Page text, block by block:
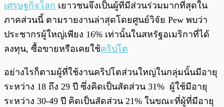
เศรษฐกิจโลก เยาวชนจึงเป็นผู้ที่มีส่วนร่วมมากที่สุดใน
ภาคส่วนนี้ ตามรายงานล่าสุดโดยศูนย์วิจัย Pew พบว่า
ประชากรผู้ใหญ่เพียง 16% เท่านั้นในสหรัฐอเมริกาที่ได้
ลงทุน, ซื้อขายหรือเคยใช้คริปโต
อย่างไรก็ตามผู้ที่ใช้งานคริปโตส่วนใหญ่ในกลุ่มนั้นมีอายุ
ระหว่าง 18 ถึง 29 ปี ซึ่งคิดเป็นสัดส่วน 31% ผู้ใช้มีอายุ
ระหว่าง 30-49 ปี คิดเป็นสัดส่วน 21% ในขณะที่ผู้ที่มีอายุ